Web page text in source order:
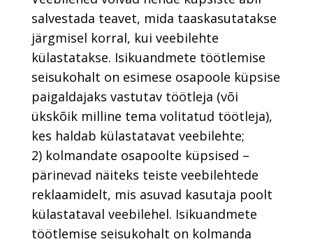
salvestada teavet, mida taaskasutatakse
järgmisel korral, kui veebilehte
külastatakse. Isikuandmete töötlemise
seisukohalt on esimese osapoole küpsise
paigaldajaks vastutav töötleja (või
ükskõik milline tema volitatud töötleja),
kes haldab külastatavat veebilehte;
2) kolmandate osapoolte küpsised –
pärinevad näiteks teiste veebilehtede
reklaamidelt, mis asuvad kasutaja poolt
külastataval veebilehel. Isikuandmete
töötlemise seisukohalt on kolmanda